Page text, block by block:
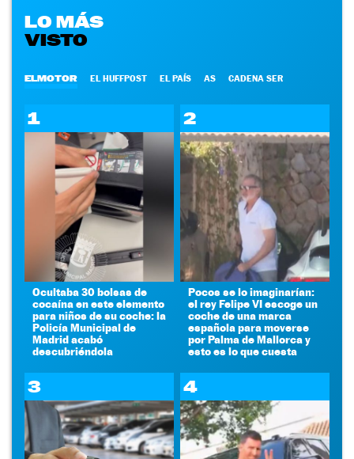
LO MÁS
VISTO
ELMOTOR EL HUFFPOST EL PAÍS AS CADENA SER
1
Ocultaba 30 bolsas de
cocaína en este elemento
para niños de su coche: la
Policía Municipal de
Madrid acabó
descubriéndola
2
Pocos se lo imaginarían:
el rey Felipe VI escoge un
coche de una marca
española para moverse
por Palma de Mallorca y
esto es lo que cuesta
3 4